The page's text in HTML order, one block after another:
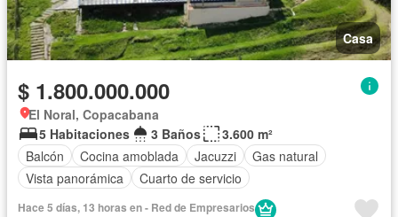
Casa
$ 1.800.000.000
El Noral, Copacabana
5 Habitaciones
3 Baños
3.600 m²
Balcón
Cocina amoblada Jacuzzi
Gas natural
Vista panorámica
Cuarto de servicio
Hace 5 días, 13 horas en - Red de Empresarios